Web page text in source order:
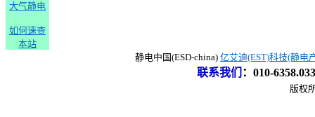
大气静电
如何速查
本站
静电中国(ESD-china) 亿艾迪(EST)科技(静电
联系我们 ： 010-
版权